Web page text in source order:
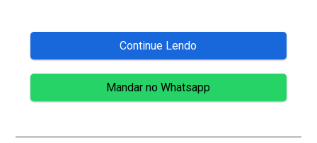
Continue Lendo
Mandar no Whatsapp